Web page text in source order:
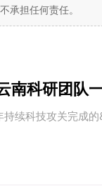
承担任何责任。
南科研团队
科技攻关完成